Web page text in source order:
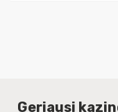
Geriausi